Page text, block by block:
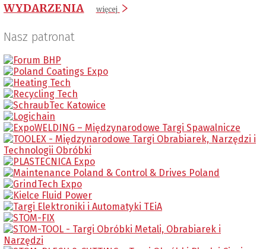
WYDARZENIA więcej
Nasz patronat